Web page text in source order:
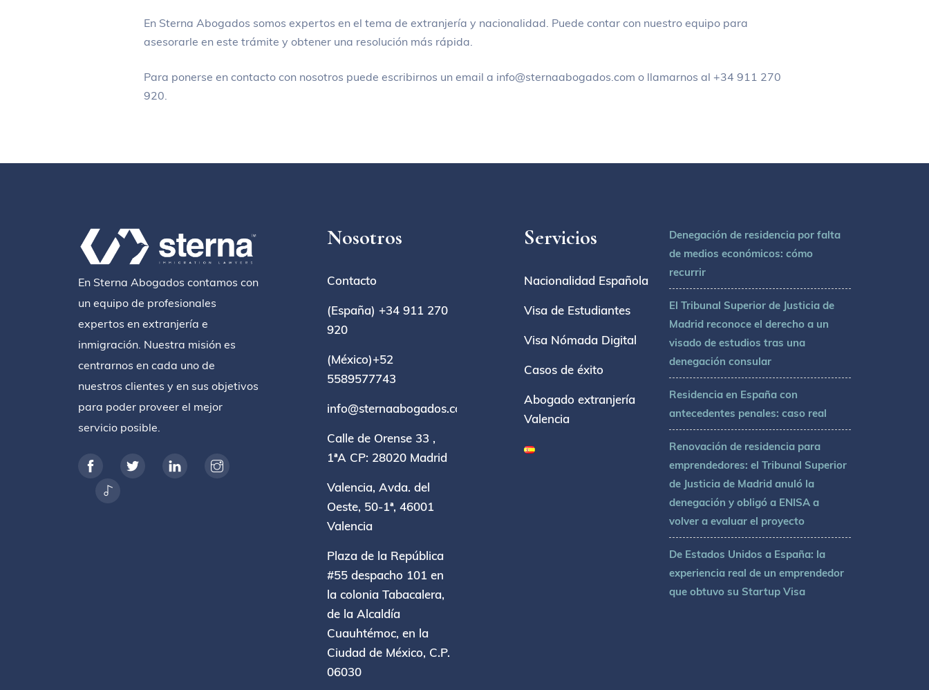
En Sterna Abogados somos expertos en el tema de extranjería y nacionalidad. Puede contar con nuestro equipo para
asesorarle en este trámite y obtener una resolución más rápida.
Para ponerse en contacto con nosotros puede escribirnos un email a info@sternaabogados.com o llamarnos al +34 911 270
920.
En Sterna Abogados contamos con
un equipo de profesionales
expertos en extranjería e
inmigración. Nuestra misión es
centrarnos en cada uno de
nuestros clientes y en sus objetivos
para poder proveer el mejor
servicio posible.
Nosotros
Contacto
(España) +34 911 270
920
(México)+52
5589577743
info@sternaabogados.com
Calle de Orense 33 ,
1ªA CP: 28020 Madrid
Valencia, Avda. del
Oeste, 50-1ª, 46001
Valencia
Plaza de la República
#55 despacho 101 en
la colonia Tabacalera,
de la Alcaldía
Cuauhtémoc, en la
Ciudad de México, C.P.
06030
Servicios
Nacionalidad Española
Visa de Estudiantes
Visa Nómada Digital
Casos de éxito
Abogado extranjería
Valencia
Denegación de residencia por falta
de medios económicos: cómo
recurrir
El Tribunal Superior de Justicia de
Madrid reconoce el derecho a un
visado de estudios tras una
denegación consular
Residencia en España con
antecedentes penales: caso real
Renovación de residencia para
emprendedores: el Tribunal Superior
de Justicia de Madrid anuló la
denegación y obligó a ENISA a
volver a evaluar el proyecto
De Estados Unidos a España: la
experiencia real de un emprendedor
que obtuvo su Startup Visa